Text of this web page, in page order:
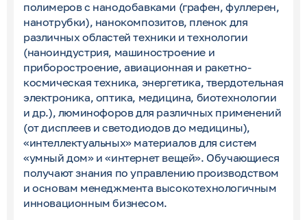
полимеров с нанодобавками (графен, фуллерен,
нанотрубки), нанокомпозитов, пленок для
различных областей техники и технологии
(наноиндустрия, машиностроение и
приборостроение, авиационная и ракетно-
космическая техника, энергетика, твердотельная
электроника, оптика, медицина, биотехнологии
и др.), люминофоров для различных применений
(от дисплеев и светодиодов до медицины),
«интеллектуальных» материалов для систем
«умный дом» и «интернет вещей». Обучающиеся
получают знания по управлению производством
и основам менеджмента высокотехнологичным
инновационным бизнесом.